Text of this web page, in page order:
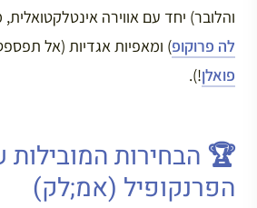
והלובר) יחד עם אווירה
לה פרוקופ) ומאפיות אגדיות (אל
פואלן!).
🏆 הבחירות המובילות
הפרנקופיל (אמ;לק)